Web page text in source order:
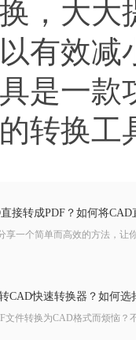
，大大
有效减
是一款
转换工
接转成PDF？如何将CAD
享一个简单而高效的方法，让
CAD快速转换器？如何选
文件转换为CAD格式而烦恼？